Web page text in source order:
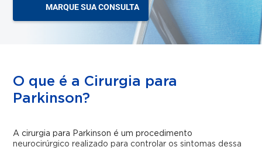
MARQUE SUA CONSULTA
O que é a Cirurgia para
Parkinson?
A cirurgia para Parkinson é um procedimento
neurocirúrgico realizado para controlar os sintomas dessa